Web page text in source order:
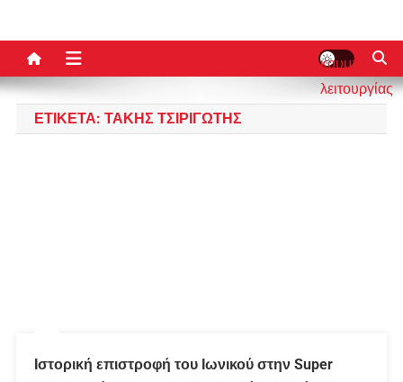
κουμπί
λειτουργίας
ΕΤΙΚΈΤΑ: ΤΆΚΗΣ ΤΣΙΡΙΓΏΤΗΣ
Ιστορική επιστροφή του Ιωνικού στην Super